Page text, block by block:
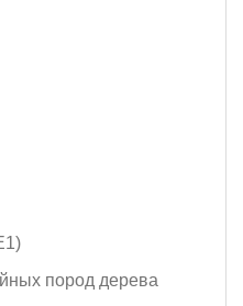
пород дерева